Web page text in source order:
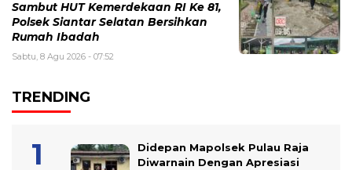
Sambut HUT Kemerdekaan RI Ke 81,
Polsek Siantar Selatan Bersihkan
Rumah Ibadah
Sabtu, 8 Agu 2026 - 07:52
TRENDING
Didepan Mapolsek Pulau Raja
Diwarnain Dengan Apresiasi